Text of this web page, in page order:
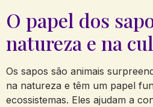
O papel dos
natureza e na
Os sapos são animais
na natureza e têm um papel
ecossistemas. Eles ajudam a